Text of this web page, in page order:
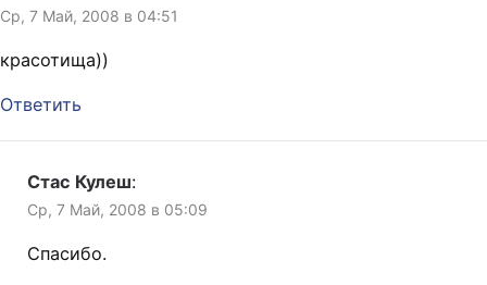
Ср, 7 Май, 2008 в 04:51
красотища))
Ответить
Стас Кулеш:
Ср, 7 Май, 2008 в 05:09
Спасибо.